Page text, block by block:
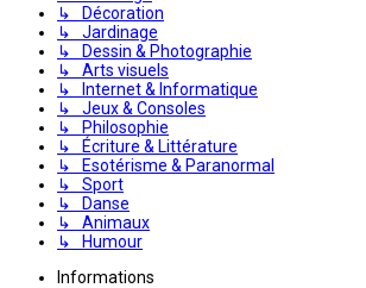
↳ Décoration
↳ Jardinage
↳ Dessin & Photographie
↳ Arts visuels
↳ Internet & Informatique
↳ Jeux & Consoles
↳ Philosophie
↳ Écriture & Littérature
↳ Esotérisme & Paranormal
↳ Sport
↳ Danse
↳ Animaux
↳ Humour
Informations